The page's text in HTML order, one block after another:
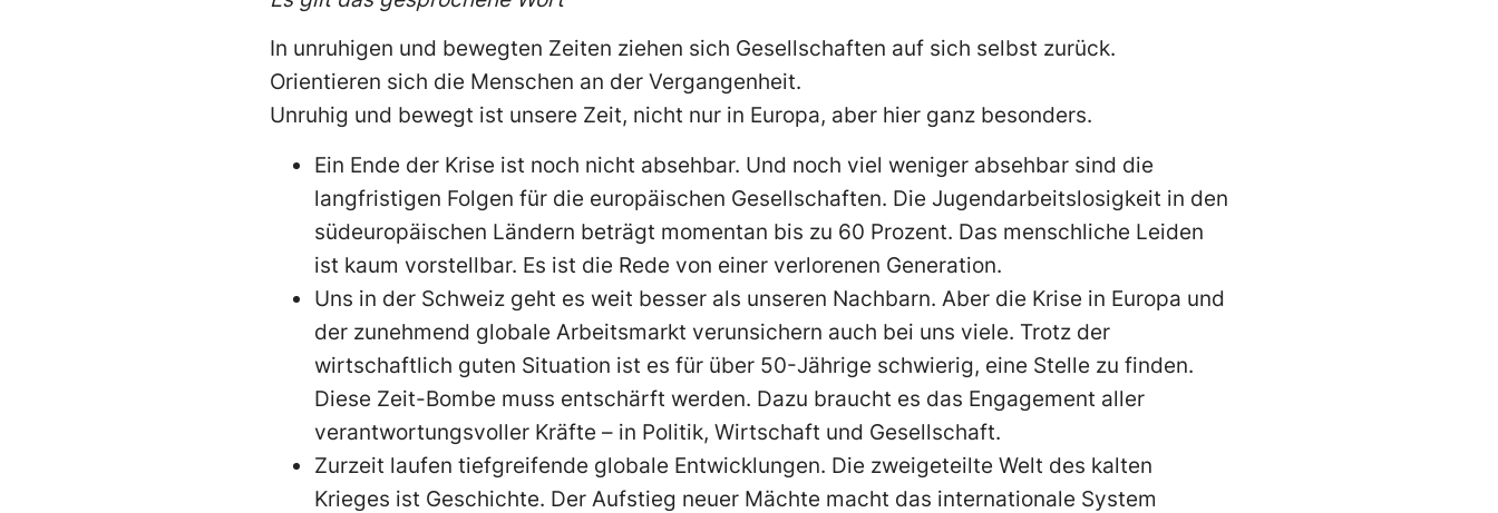
In unruhigen und bewegten Zeiten ziehen sich Gesellschaften auf sich selbst zurück.
Orientieren sich die Menschen an der Vergangenheit.
Unruhig und bewegt ist unsere Zeit, nicht nur in Europa, aber hier ganz besonders.
Ein Ende der Krise ist noch nicht absehbar. Und noch viel weniger absehbar sind die
langfristigen Folgen für die europäischen Gesellschaften. Die Jugendarbeitslosigkeit in den
südeuropäischen Ländern beträgt momentan bis zu 60 Prozent. Das menschliche Leiden
ist kaum vorstellbar. Es ist die Rede von einer verlorenen Generation.
Uns in der Schweiz geht es weit besser als unseren Nachbarn. Aber die Krise in Europa und
der zunehmend globale Arbeitsmarkt verunsichern auch bei uns viele. Trotz der
wirtschaftlich guten Situation ist es für über 50-Jährige schwierig, eine Stelle zu finden.
Diese Zeit-Bombe muss entschärft werden. Dazu braucht es das Engagement aller
verantwortungsvoller Kräfte – in Politik, Wirtschaft und Gesellschaft.
Zurzeit laufen tiefgreifende globale Entwicklungen. Die zweigeteilte Welt des kalten
Krieges ist Geschichte. Der Aufstieg neuer Mächte macht das internationale System